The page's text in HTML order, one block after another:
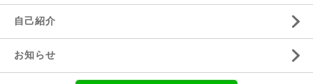
自己紹介
お知らせ